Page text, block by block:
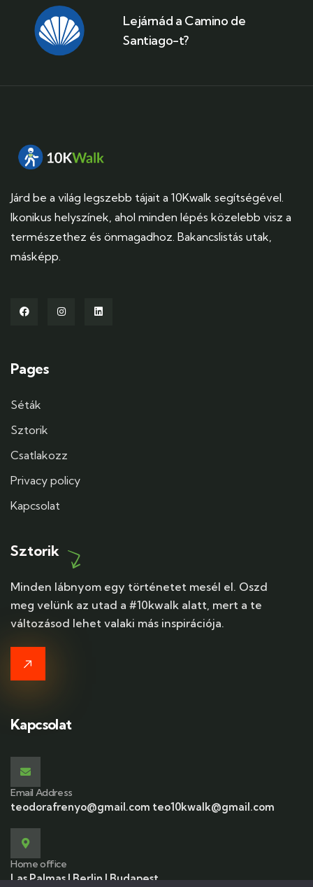
Lejárnád a Camino de
Santiago-t?
Járd be a világ legszebb tájait a 10Kwalk segítségével.
Ikonikus helyszínek, ahol minden lépés közelebb visz a
természethez és önmagadhoz. Bakancslistás utak,
másképp.
Pages
Séták
Sztorik
Csatlakozz
Privacy policy
Kapcsolat
Sztorik
Minden lábnyom egy történetet mesél el. Oszd
meg velünk az utad a #10kwalk alatt, mert a te
változásod lehet valaki más inspirációja.
Kapcsolat
Email Address
teodorafrenyo@gmail.com teo10kwalk@gmail.com
Home office
Las Palmas | Berlin | Budapest